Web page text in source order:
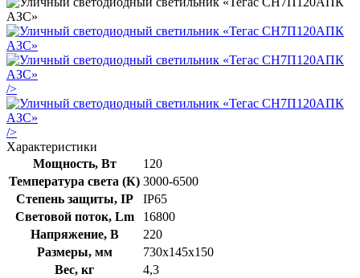
/>
/>
Характеристики
Мощность, Вт
120
Температура света (К) 3000-6500
Степень защиты, IP
IP65
Световой поток, Lm
16800
Напряжение, В
220
Размеры, мм
730х145х150
Вес, кг
4,3